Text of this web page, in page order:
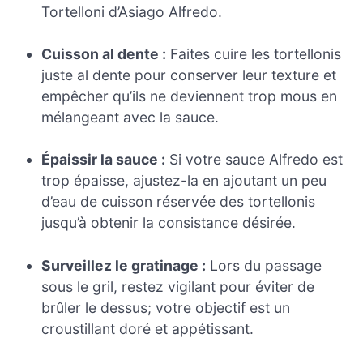
Tortelloni d’Asiago Alfredo.
Cuisson al dente : Faites cuire les tortellonis
juste al dente pour conserver leur texture et
empêcher qu’ils ne deviennent trop mous en
mélangeant avec la sauce.
Épaissir la sauce : Si votre sauce Alfredo est
trop épaisse, ajustez-la en ajoutant un peu
d’eau de cuisson réservée des tortellonis
jusqu’à obtenir la consistance désirée.
Surveillez le gratinage : Lors du passage
sous le gril, restez vigilant pour éviter de
brûler le dessus; votre objectif est un
croustillant doré et appétissant.